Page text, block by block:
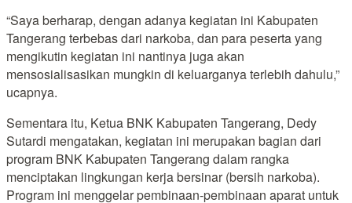
“Saya berharap, dengan adanya kegiatan ini Kabupaten
Tangerang terbebas dari narkoba, dan para peserta yang
mengikutin kegiatan ini nantinya juga akan
mensosialisasikan mungkin di keluarganya terlebih dahulu,”
ucapnya.
Sementara itu, Ketua BNK Kabupaten Tangerang, Dedy
Sutardi mengatakan, kegiatan ini merupakan bagian dari
program BNK Kabupaten Tangerang dalam rangka
menciptakan lingkungan kerja bersinar (bersih narkoba).
Program ini menggelar pembinaan-pembinaan aparat untuk